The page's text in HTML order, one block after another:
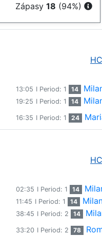
Zápasy 18 (94%)
13:05 I Period: 1 14
19:25 I Period: 1 14
16:35 I Period: 1 24
02:35 I Period: 1 14
11:45 I Period: 1 14
38:45 I Period: 2 14
33:20 I Period: 2 78